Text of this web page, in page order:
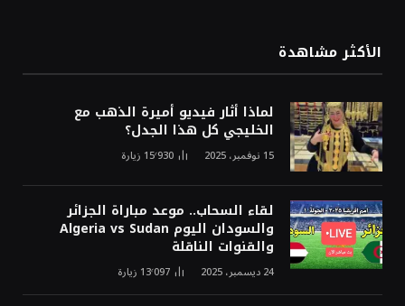
الأكثر مشاهدة
لماذا أثار فيديو أميرة الذهب مع
الخليجي كل هذا الجدل؟
15 نوفمبر، 2025 15٬930 زيارة
لقاء السحاب.. موعد مباراة الجزائر
والسودان اليوم Algeria vs Sudan
والقنوات الناقلة
24 ديسمبر، 2025 13٬097 زيارة